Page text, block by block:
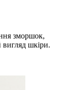
зморшок,
шкіри.